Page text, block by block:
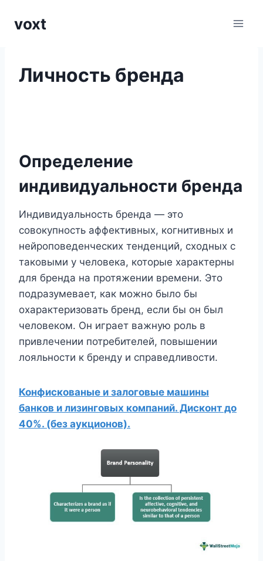
voxt
Личность бренда
Определение
индивидуальности бренда
Индивидуальность бренда — это
совокупность аффективных, когнитивных и
нейроповеденческих тенденций, сходных с
таковыми у человека, которые характерны
для бренда на протяжении времени. Это
подразумевает, как можно было бы
охарактеризовать бренд, если бы он был
человеком. Он играет важную роль в
привлечении потребителей, повышении
лояльности к бренду и справедливости.
Конфискованые и залоговые машины
банков и лизинговых компаний. Дисконт до
40%. (без аукционов).